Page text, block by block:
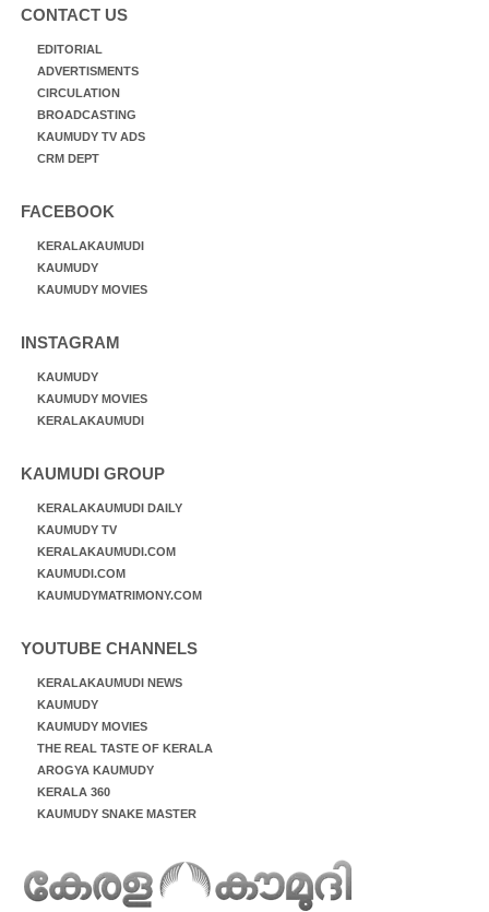
CONTACT US
EDITORIAL
ADVERTISMENTS
CIRCULATION
BROADCASTING
KAUMUDY TV ADS
CRM DEPT
FACEBOOK
KERALAKAUMUDI
KAUMUDY
KAUMUDY MOVIES
INSTAGRAM
KAUMUDY
KAUMUDY MOVIES
KERALAKAUMUDI
KAUMUDI GROUP
KERALAKAUMUDI DAILY
KAUMUDY TV
KERALAKAUMUDI.COM
KAUMUDI.COM
KAUMUDYMATRIMONY.COM
YOUTUBE CHANNELS
KERALAKAUMUDI NEWS
KAUMUDY
KAUMUDY MOVIES
THE REAL TASTE OF KERALA
AROGYA KAUMUDY
KERALA 360
KAUMUDY SNAKE MASTER